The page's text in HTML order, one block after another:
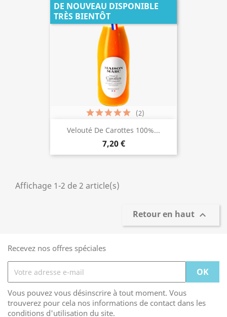
Velouté De Carottes 100%...
7,20 €
(2)
DE NOUVEAU DISPONIBLE
TRÈS BIENTÔT
Affichage 1-2 de 2 article(s)
Retour en haut 
Recevez nos offres spéciales
Vous pouvez vous désinscrire à tout moment. Vous
trouverez pour cela nos informations de contact dans les
conditions d'utilisation du site.